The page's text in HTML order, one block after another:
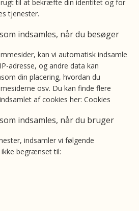
til at bekræfte din identitet og for
tjenester.
indsamles, når du besøger
kan vi automatisk indsamle
adresse, og andre data kan
din placering, hvordan du
osv. Du kan finde flere
af cookies her: Cookies
indsamles, når du bruger
indsamler vi følgende
begrænset til: